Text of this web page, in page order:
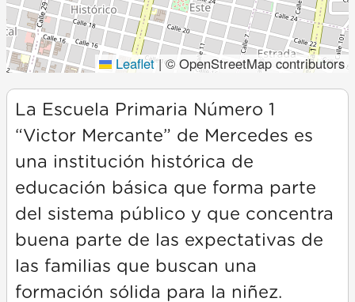
La Escuela Primaria Número 1
“Victor Mercante” de Mercedes es
una institución histórica de
educación básica que forma parte
del sistema público y que concentra
buena parte de las expectativas de
las familias que buscan una
formación sólida para la niñez.
Leaflet |© OpenStreetMap contributors